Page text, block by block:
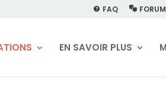
FAQ
EN SAVOIR PLUS